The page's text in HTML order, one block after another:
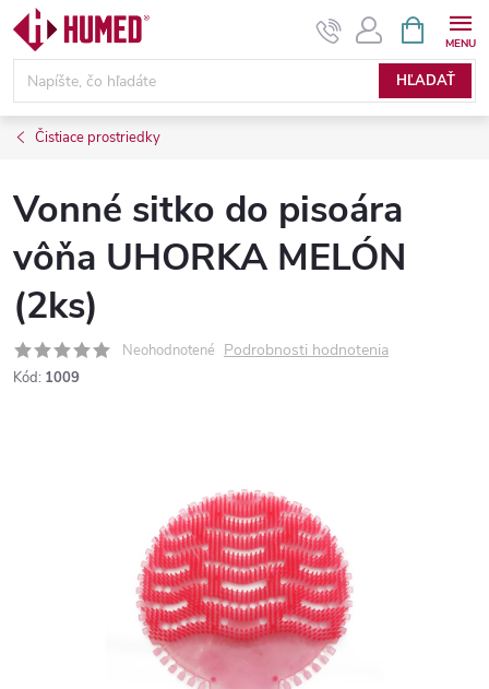
Prejsť
obsah
HĽADAŤ
KOŠÍK
Čistiace prostriedky
Vonné sitko do pisoára
vôňa UHORKA MELÓN
(2ks)
Neohodnotené Podrobnosti hodnotenia
Kód: 1009